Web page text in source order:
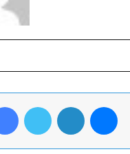
FacebookTwitter LinkedIn